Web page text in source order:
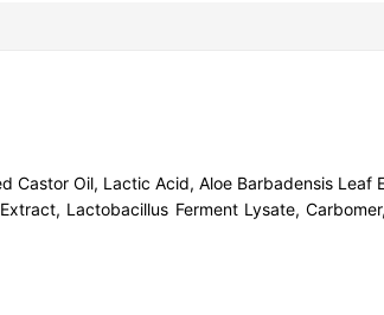
Castor Oil, Lactic Acid, Aloe Barbadensis
Lactobacillus Ferment Lysate,